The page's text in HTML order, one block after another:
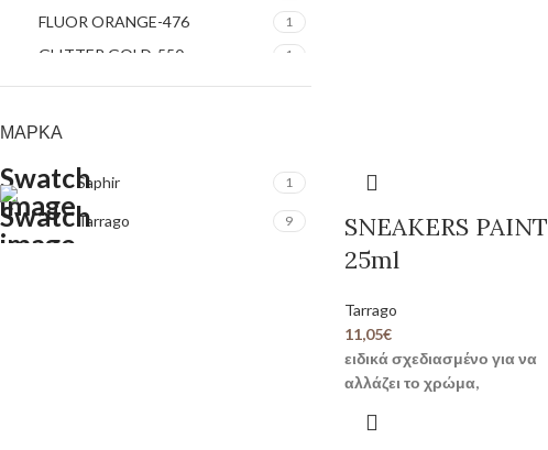
FLUOR ORANGE-476 1
GLITTER GOLD-550 1
GLITTER SILVER-551 1
GOLD-503
INTENSE BLUE-454 1
INTENSE ORANGE-455 1
ΜΆΡΚΑ
Saphir 1
Tarrago 9
SNEAKERS PAINT
25ml
Tarrago
11,05€
ειδικά σχεδιασμένο για να
αλλάζει το χρώμα,